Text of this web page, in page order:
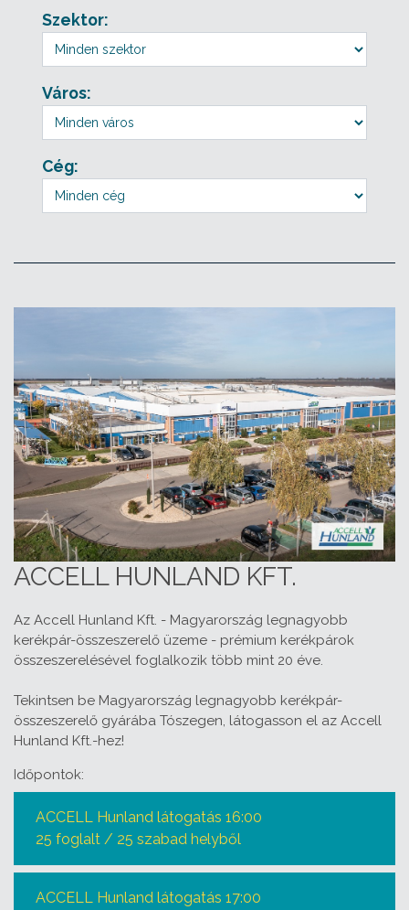
Szektor:
Város:
Cég:
ACCELL HUNLAND KFT.
Az Accell Hunland Kft. - Magyarország legnagyobb
kerékpár-összeszerelő üzeme - prémium kerékpárok
összeszerelésével foglalkozik több mint 20 éve.
Tekintsen be Magyarország legnagyobb kerékpár-
összeszerelő gyárába Tószegen, látogasson el az Accell
Hunland Kft.-hez!
Időpontok:
ACCELL Hunland látogatás 16:00
25 foglalt / 25 szabad helyből
ACCELL Hunland látogatás 17:00